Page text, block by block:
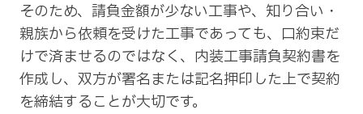
そのため、請負金額が少ない工事や、知り合い・
親族から依頼を受けた工事であっても、口約束だ
けで済ませるのではなく、内装工事請負契約書を
作成し、双方が署名または記名押印した上で契約
を締結することが大切です。